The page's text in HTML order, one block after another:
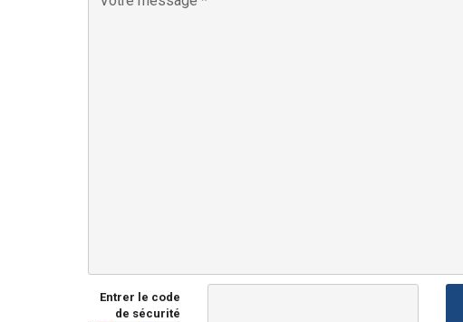
Entrer le code
de sécurité